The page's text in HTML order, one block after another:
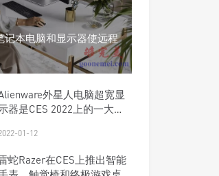
记本电脑和显示器使远程
外星人电脑超宽显
器是CES 2022上的一大亮
01-12
蛇Razer在CES上推出智能